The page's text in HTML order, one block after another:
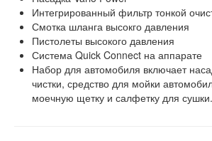
Интегрированный фильтр тонкой
Смотка шланга высокго давления
Пистолеты высокого давления
Система Quick Connect на аппарате
Набор для автомобиля включает
чистки, средство для мойки
моечную щетку и салфетку для сушки.